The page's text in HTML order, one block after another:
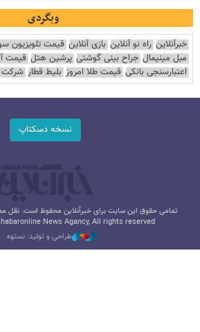
وبگردی
خبرآنلاین راه نو آنلاین بازی آنلاین قیمت تلویزیون
مبل مینیمال جراح بینی گوشتی پرشین هتل قیمت
اعتبارسنجی بانکی قیمت طلا امروز بلیط قطار شرکت
نسخه دسکتاپ
تمامی حقوق این سایت برای خبرآنلاین محفوظ است. نقل
News Agancy, All rights reserved
طراحی و تولید: نستوه